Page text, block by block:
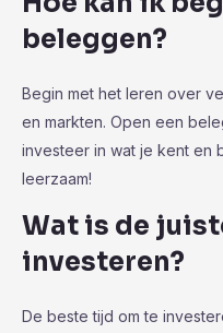
beleggen?
Begin met het leren over
en markten. Open een
investeer in wat je kent en
leerzaam!
Wat is de
investeren?
De beste tijd om te